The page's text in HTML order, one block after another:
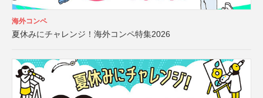
海外コンペ
夏休みにチャレンジ！海外コンペ特集2026